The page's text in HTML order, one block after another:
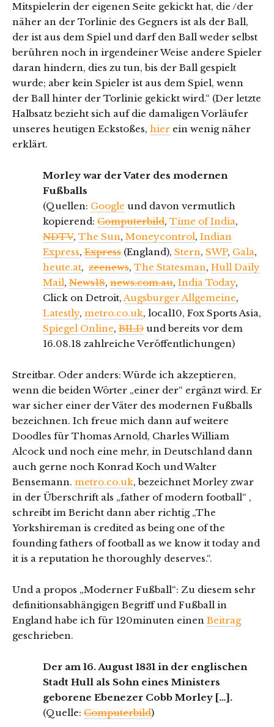
Mitspielerin der eigenen Seite gekickt hat, die /der
näher an der Torlinie des Gegners ist als der Ball,
der ist aus dem Spiel und darf den Ball weder selbst
berühren noch in irgendeiner Weise andere Spieler
daran hindern, dies zu tun, bis der Ball gespielt
wurde; aber kein Spieler ist aus dem Spiel, wenn
der Ball hinter der Torlinie gekickt wird.“ (Der letzte
Halbsatz bezieht sich auf die damaligen Vorläufer
unseres heutigen Eckstoßes, hier ein wenig näher
erklärt.
Morley war der Vater des modernen
Fußballs
(Quellen: Google und davon vermutlich
kopierend: Computerbild, Time of India,
NDTV, The Sun, Moneycontrol, Indian
Express, Express (England), Stern, SWP, Gala,
heute.at, zeenews, The Statesman, Hull Daily
Mail, News18, news.com.au, India Today,
Click on Detroit,Augsburger Allgemeine,
Latestly, metro.co.uk, local10, Fox Sports Asia,
Spiegel Online, BILD und bereits vor dem
16.08.18 zahlreiche Veröffentlichungen)
Streitbar. Oder anders: Würde ich akzeptieren,
wenn die beiden Wörter „einer der“ ergänzt wird. Er
war sicher einer der Väter des modernen Fußballs
bezeichnen. Ich freue mich dann auf weitere
Doodles für Thomas Arnold, Charles William
Alcock und noch eine mehr, in Deutschland dann
auch gerne noch Konrad Koch und Walter
Bensemann. metro.co.uk, bezeichnet Morley zwar
in der Überschrift als „father of modern football“ ,
schreibt im Bericht dann aber richtig „The
Yorkshireman is credited as being one of the
founding fathers of football as we know it today and
it is a reputation he thoroughly deserves.“.
Und a propos „Moderner Fußball“: Zu diesem sehr
definitionsabhängigen Begriff und Fußball in
England habe ich für 120minuten einen Beitrag
geschrieben.
Der am 16. August 1831 in der englischen
Stadt Hull als Sohn eines Ministers
geborene Ebenezer Cobb Morley […].
(Quelle: Computerbild)